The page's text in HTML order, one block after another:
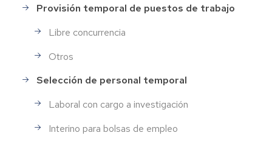
Provisión temporal de puestos de trabajo
Libre concurrencia
Otros
Selección de personal temporal
Laboral con cargo a investigación
Interino para bolsas de empleo